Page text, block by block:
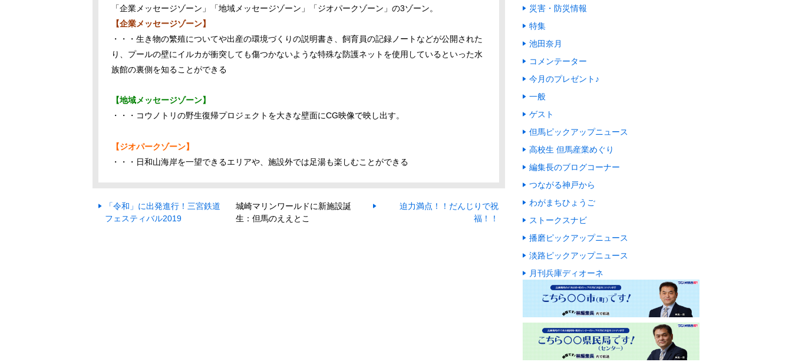
「企業メッセージゾーン」「地域メッセージゾーン」「ジオパークゾーン」の3ゾーン。
【企業メッセージゾーン】
・・・生き物の繁殖についてや出産の環境づくりの説明書き、飼育員の記録ノートなどが公開された
り、プールの壁にイルカが衝突しても傷つかないような特殊な防護ネットを使用しているといった水
族館の裏側を知ることができる
【地域メッセージゾーン】
・・・コウノトリの野生復帰プロジェクトを大きな壁面にCG映像で映し出す。
【ジオパークゾーン】
・・・日和山海岸を一望できるエリアや、施設外では足湯も楽しむことができる
「令和」に出発進行！三宮鉄道
フェスティバル2019
城崎マリンワールドに新施設誕
生：但馬のええとこ
迫力満点！！だんじりで祝
福！！
災害・防災情報
特集
池田奈月
コメンテーター
今月のプレゼント♪
一般
ゲスト
但馬ピックアップニュース
高校生 但馬産業めぐり
編集長のブログコーナー
つながる神戸から
わがまちひょうご
ストークスナビ
播磨ピックアップニュース
淡路ピックアップニュース
月刊兵庫ディオーネ